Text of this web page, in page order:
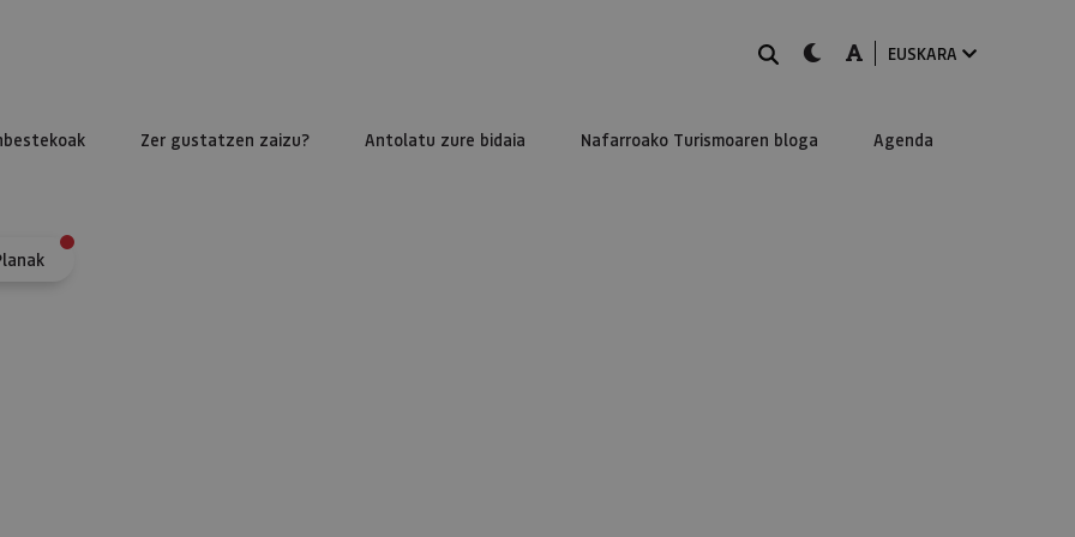
BILATUdark-mode
A-modeEUSKARA
Zer gustatzen zaizu? Antolatu zure bidaia Nafarroako Turismoaren bloga Agenda